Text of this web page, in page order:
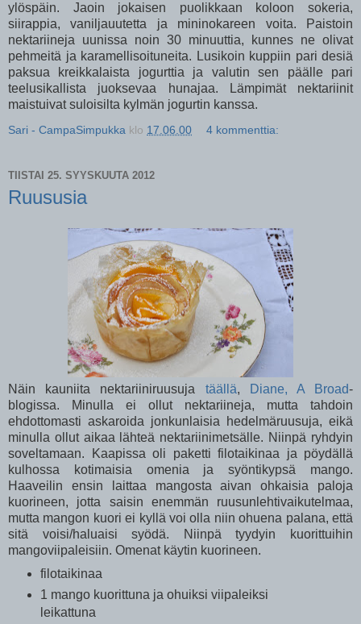
ylöspäin. Jaoin jokaisen puolikkaan koloon sokeria,
siirappia, vaniljauutetta ja mininokareen voita. Paistoin
nektariineja uunissa noin 30 minuuttia, kunnes ne olivat
pehmeitä ja karamellisoituneita. Lusikoin kuppiin pari desiä
paksua kreikkalaista jogurttia ja valutin sen päälle pari
teelusikallista juoksevaa hunajaa. Lämpimät nektariinit
maistuivat suloisilta kylmän jogurtin kanssa.
Sari - CampaSimpukka klo 17.06.00 4 kommenttia:
TIISTAI 25. SYYSKUUTA 2012
Ruususia
Näin kauniita nektariiniruusuja täällä, Diane, A Broad-
blogissa. Minulla ei ollut nektariineja, mutta tahdoin
ehdottomasti askaroida jonkunlaisia hedelmäruusuja, eikä
minulla ollut aikaa lähteä nektariinimetsälle. Niinpä ryhdyin
soveltamaan. Kaapissa oli paketti filotaikinaa ja pöydällä
kulhossa kotimaisia omenia ja syöntikypsä mango.
Haaveilin ensin laittaa mangosta aivan ohkaisia paloja
kuorineen, jotta saisin enemmän ruusunlehtivaikutelmaa,
mutta mangon kuori ei kyllä voi olla niin ohuena palana, että
sitä voisi/haluaisi syödä. Niinpä tyydyin kuorittuihin
mangoviipaleisiin. Omenat käytin kuorineen.
filotaikinaa
1 mango kuorittuna ja ohuiksi viipaleiksi
leikattuna